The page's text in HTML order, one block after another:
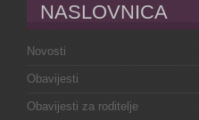
NASLOVNICA
Novosti
Obavijesti
Obavijesti za roditelje